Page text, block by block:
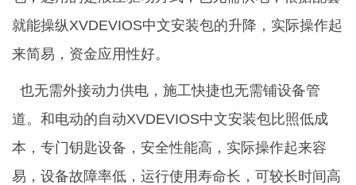
就能操纵XVDEVIOS中文安装包的升降，实际操作起
来简易，资金应用性好。
也无需外接动力供电，施工快捷也无需铺设备管
道。和电动的自动XVDEVIOS中文安装包比照低成
本，专门钥匙设备，安全性能高，实际操作起来容
易，设备故障率低，运行使用寿命长，可较长时间高